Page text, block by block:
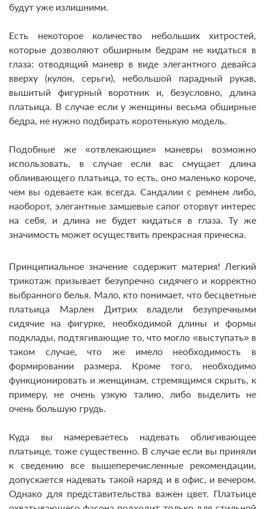
будут уже излишними.
Есть некоторое количество небольших хитростей,
которые дозволяют обширным бедрам не кидаться в
глаза: отводящий маневр в виде элегантного девайса
вверху (кулон, серьги), небольшой парадный рукав,
вышитый фигурный воротник и, безусловно, длина
платьица. В случае если у женщины весьма обширные
бедра, не нужно подбирать коротенькую модель.
Подобные же «отвлекающие» маневры возможно
использовать, в случае если вас смущает длина
облиивающего платьица, то есть, оно маленько короче,
чем вы одеваете как всегда. Сандалии с ремнем либо,
наоборот, элегантные замшевые сапог оторвут интерес
на себя, и длина не будет кидаться в глаза. Ту же
значимость может осуществить прекрасная прическа.
Принципиальное значение содержит материя! Легкий
трикотаж призывает безупречно сидячего и корректно
выбранного белья. Мало, кто понимает, что бесцветные
платьица Марлен Дитрих владели безупречными
сидячие на фигурке, необходимой длины и формы
подклады, подтягивающие то, что могло «выступать» в
таком случае, что же имело необходимость в
формировании размера. Кроме того, необходимо
функционировать и женщинам, стремящимся скрыть, к
примеру, не очень узкую талию, либо выделить не
очень большую грудь.
Куда вы намереваетесь надевать облигивающее
платьице, тоже существенно. В случае если вы приняли
к сведению все вышеперечисленные рекомендации,
допускается надевать такой наряд и в офис, и вечером.
Однако для представительства важен цвет. Платьице